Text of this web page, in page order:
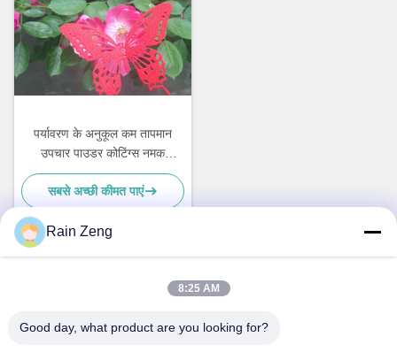
पर्यावरण के अनुकूल कम तापमान
उपचार पाउडर कोटिंग्स नमक
छिड़काव प्रतिरोध
सबसे अच्छी कीमत पाएं
पता
Rain Zeng
8:25 AM
Good day, what product are you looking for?